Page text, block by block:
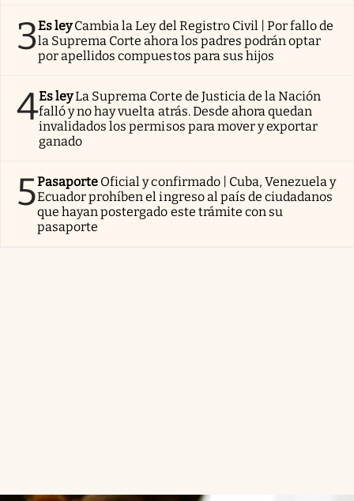
3Es ley Cambia la Ley del Registro Civil | Por fallo de
la Suprema Corte ahora los padres podrán optar
por apellidos compuestos para sus hijos
4Es leyLa Suprema Corte de Justicia de la Nación
falló y no hay vuelta atrás. Desde ahora quedan
invalidados los permisos para mover y exportar
ganado
5Pasaporte Oficial y confirmado | Cuba, Venezuela y
Ecuador prohíben el ingreso al país de ciudadanos
que hayan postergado este trámite con su
pasaporte